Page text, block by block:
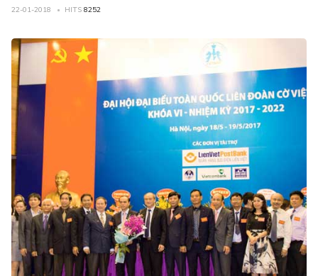
22-01-2018 HITS 8252